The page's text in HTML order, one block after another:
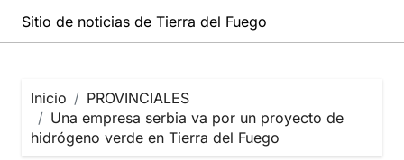
Sitio de noticias de Tierra del Fuego
Inicio
PROVINCIALES
Una empresa serbia va por un proyecto de
hidrógeno verde en Tierra del Fuego